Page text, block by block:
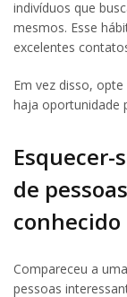
indivíduos que
mesmos. Esse
excelentes
Em vez disso,
haja oportunidade
Esquecer-
de
conhecido
Compareceu a
pessoas